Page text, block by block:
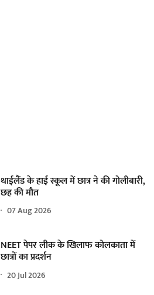
थाईलैंड के हाई स्कूल में छात्र ने की गोलीबारी,
छह की मौत
07 Aug 2026
NEET पेपर लीक के खिलाफ कोलकाता में
छात्रों का प्रदर्शन
20 Jul 2026